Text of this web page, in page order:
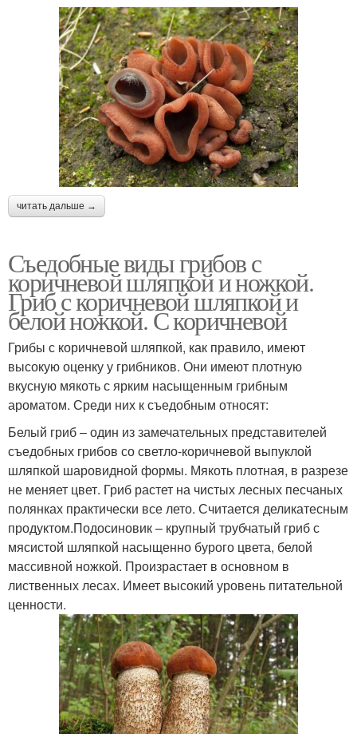
читать дальше →
Съедобные виды грибов с
коричневой шляпкой и ножкой.
Гриб с коричневой шляпкой и
белой ножкой. С коричневой
Грибы с коричневой шляпкой, как правило, имеют
высокую оценку у грибников. Они имеют плотную
вкусную мякоть с ярким насыщенным грибным
ароматом. Среди них к съедобным относят:
Белый гриб – один из замечательных представителей
съедобных грибов со светло-коричневой выпуклой
шляпкой шаровидной формы. Мякоть плотная, в разрезе
не меняет цвет. Гриб растет на чистых лесных песчаных
полянках практически все лето. Считается деликатесным
продуктом.Подосиновик – крупный трубчатый гриб с
мясистой шляпкой насыщенно бурого цвета, белой
массивной ножкой. Произрастает в основном в
лиственных лесах. Имеет высокий уровень питательной
ценности.